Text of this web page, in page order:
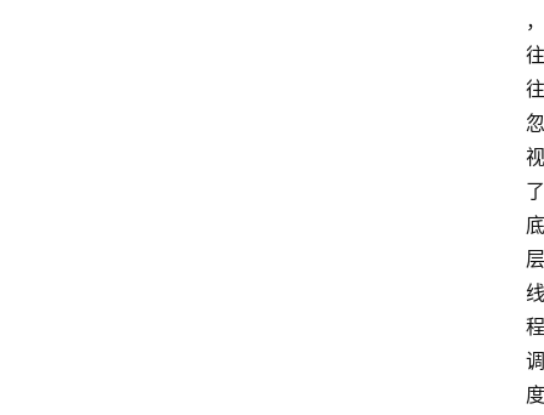
，
往
往
忽
视
了
底
层
线
程
调
度